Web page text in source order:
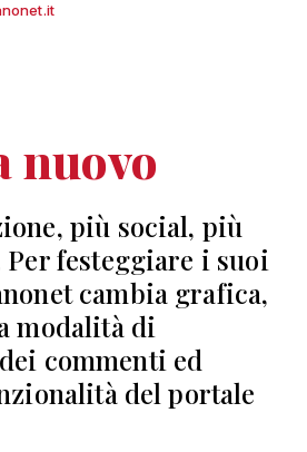
nuovo
più social, più
Per festeggiare i suoi
cambia grafica,
modalità di
commenti ed
del portale